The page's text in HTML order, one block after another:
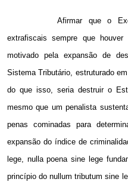
Afirmar que o
extrafiscais sempre que
motivado pela expansão de
Sistema Tributário, estruturado
do que isso, seria destruir o
mesmo que um penalista
penas cominadas para
expansão do índice de
lege, nulla poena sine lege
princípio do nullum tributum sine